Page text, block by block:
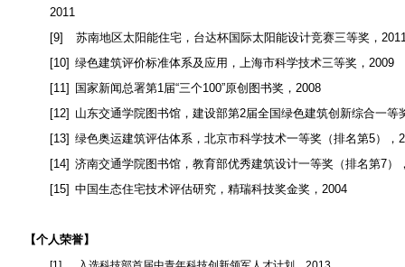
2011
[9]
苏南地区太阳能住宅，台达杯国际太阳能设计竞赛三等奖，
[10] 绿色建筑评价标准体系及应用，上海市科学技术三等奖， 2009
[11]
国家新闻总署第1届“三个100”原创图书奖， 2008
[12] 山东交通学院图书馆，建设部第2届全国绿色建筑创新综合一等
[13] 绿色奥运建筑评估体系，北京市科学技术一等奖（排名第5），
[14] 济南交通学院图书馆，教育部优秀建筑设计一等奖（排名第7）
[15] 中国生态住宅技术评估研究，精瑞科技奖金奖， 2004
【个人荣誉】